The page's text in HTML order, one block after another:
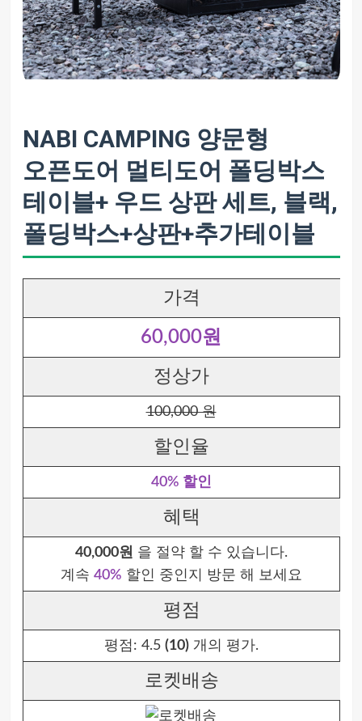
NABI CAMPING 양문형
오픈도어 멀티도어 폴딩박스
테이블+ 우드 상판 세트, 블랙,
폴딩박스+상판+추가테이블
가격
60,000원
정상가
100,000 원
할인율
40% 할인
혜택
40,000원 을 절약 할 수 있습니다.
계속 40% 할인 중인지 방문 해 보세요
평점
평점: 4.5 (10)개의 평가.
로켓배송